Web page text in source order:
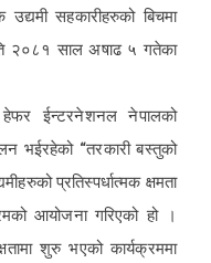
सहकारीहरुको बिचमा
२०८१ साल अषाढ ५ गतेका
ईन्टरनेशनल नेपालको
भईरहेको “तरकारी बस्तुको
प्रतिस्पर्धात्मक क्षमता
आयोजना गरिएको हो ।
शुरु भएको कार्यक्रममा